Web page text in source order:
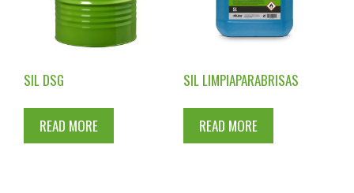
SIL DSG
READ MORE
SIL LIMPIAPARABRISAS
READ MORE